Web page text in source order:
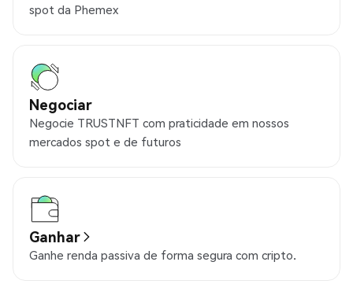
spot da Phemex
Negociar
Negocie TRUSTNFT com praticidade em nossos
mercados spot e de futuros
Ganhar
Ganhe renda passiva de forma segura com cripto.